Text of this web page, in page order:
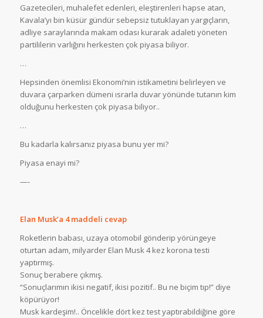
Gazetecileri, muhalefet edenleri, eleştirenleri hapse atan,
Kavala’yı bin küsür gündür sebepsiz tutuklayan yargıçların,
adliye saraylarında makam odası kurarak adaleti yöneten
partililerin varlığını herkesten çok piyasa biliyor.
…
Hepsinden önemlisi Ekonomi’nin istikametini belirleyen ve
duvara çarparken dümeni ısrarla duvar yönünde tutanın kim
olduğunu herkesten çok piyasa biliyor..
…
Bu kadarla kalırsanız piyasa bunu yer mi?
Piyasa enayi mi?
—-
Elan Musk’a 4 maddeli cevap
Roketlerin babası, uzaya otomobil gönderip yörüngeye
oturtan adam, milyarder Elan Musk 4 kez korona testi
yaptırmış.
Sonuç berabere çıkmış.
“Sonuçlarımın ikisi negatif, ikisi pozitif.. Bu ne biçim tıp!” diye
köpürüyor!
Musk kardeşim!.. Öncelikle dört kez test yaptırabildiğine göre